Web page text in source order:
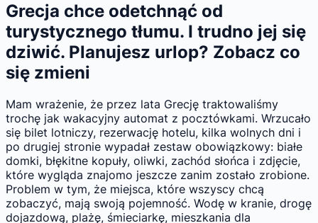
Grecja chce odetchnąć od
turystycznego tłumu. I trudno jej się
dziwić. Planujesz urlop? Zobacz co
się zmieni
Mam wrażenie, że przez lata Grecję traktowaliśmy
trochę jak wakacyjny automat z pocztówkami. Wrzucało
się bilet lotniczy, rezerwację hotelu, kilka wolnych dni i
po drugiej stronie wypadał zestaw obowiązkowy: białe
domki, błękitne kopuły, oliwki, zachód słońca i zdjęcie,
które wygląda znajomo jeszcze zanim zostało zrobione.
Problem w tym, że miejsca, które wszyscy chcą
zobaczyć, mają swoją pojemność. Wodę w kranie, drogę
dojazdową, plażę, śmieciarkę, mieszkania dla